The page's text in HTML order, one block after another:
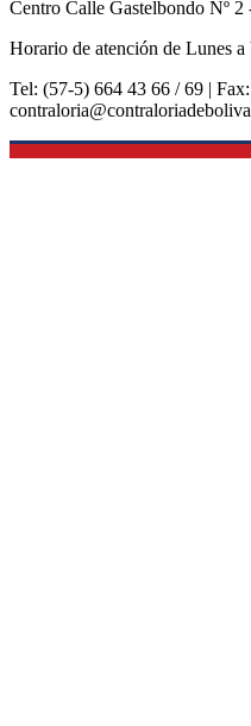
Centro Calle Gastelbondo Nº 2
Horario de atención de Lunes
Tel: (57-5) 664 43 66 / 69 |